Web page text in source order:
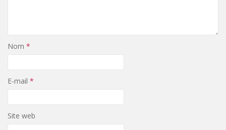
Nom *
E-mail *
Site web